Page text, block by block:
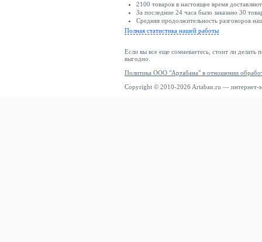
2100 товаров в настоящее время
За последние 24 часа было заказано 30
Средняя продолжительность разговоров
Полная статистика нашей работы
Если вы все еще сомневаетесь, стоит ли делать
выгодно.
Политика ООО "Артабана" в отношении
Copyright © 2010-2026 Artaban.ru — интернет-